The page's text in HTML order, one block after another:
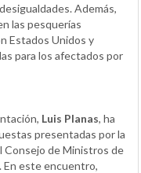
Además,
las pesquerías
Estados Unidos y
para los afectados por
Luis Planas, ha
presentadas por la
Consejo de Ministros de
En este encuentro,